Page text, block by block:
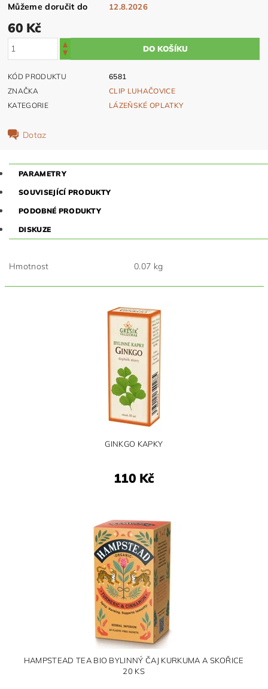
Můžeme doručit do
12.8.2026
60 Kč
KÓD PRODUKTU
6581
ZNAČKA
CLIP LUHAČOVICE
KATEGORIE
LÁZEŇSKÉ OPLATKY
Dotaz
PARAMETRY
SOUVISEJÍCÍ PRODUKTY
PODOBNÉ PRODUKTY
DISKUZE
Hmotnost 0.07 kg
GINKGO KAPKY
110 Kč
HAMPSTEAD TEA BIO BYLINNÝ ČAJ KURKUMA A SKOŘICE
20 KS